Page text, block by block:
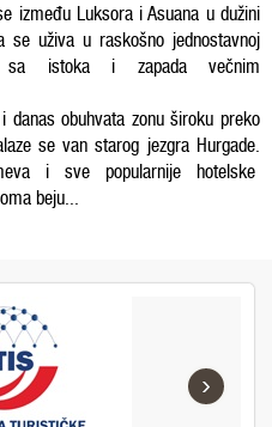
između Luksora i Asuana u dužini
uživa u raskošno jednostavnoj
sa istoka i zapada večnim
danas obuhvata zonu široku preko
se van starog jezgra Hurgade.
i sve popularnije hotelske
beju...
›